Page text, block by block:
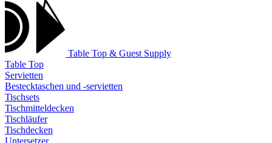
Table Top & Guest Supply
Table Top
Servietten
Bestecktaschen und -servietten
Tischsets
Tischmitteldecken
Tischläufer
Tischdecken